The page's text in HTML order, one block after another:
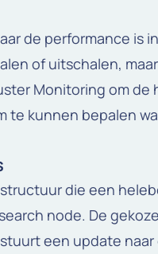
de performance is
of uitschalen,
Monitoring om
te kunnen bepalen
die een
node. De
een update